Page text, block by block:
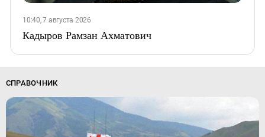
10:40, 7 августа 2026
Кадыров Рамзан Ахматович
СПРАВОЧНИК